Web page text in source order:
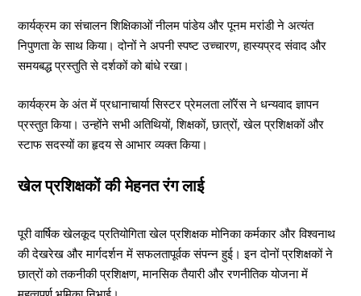
कार्यक्रम का संचालन शिक्षिकाओं नीलम पांडेय और पूनम मरांडी ने अत्यंत
निपुणता के साथ किया। दोनों ने अपनी स्पष्ट उच्चारण, हास्यप्रद संवाद और
समयबद्ध प्रस्तुति से दर्शकों को बांधे रखा।
कार्यक्रम के अंत में प्रधानाचार्या सिस्टर प्रेमलता लॉरेंस ने धन्यवाद ज्ञापन
प्रस्तुत किया। उन्होंने सभी अतिथियों, शिक्षकों, छात्रों, खेल प्रशिक्षकों और
स्टाफ सदस्यों का हृदय से आभार व्यक्त किया।
खेल प्रशिक्षकों की मेहनत रंग लाई
पूरी वार्षिक खेलकूद प्रतियोगिता खेल प्रशिक्षक मोनिका कर्मकार और विश्वनाथ
की देखरेख और मार्गदर्शन में सफलतापूर्वक संपन्न हुई। इन दोनों प्रशिक्षकों ने
छात्रों को तकनीकी प्रशिक्षण, मानसिक तैयारी और रणनीतिक योजना में